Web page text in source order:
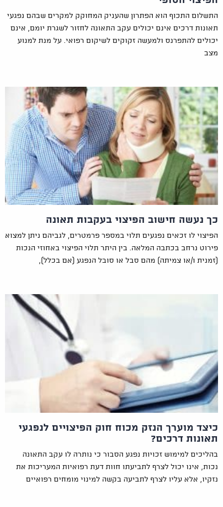
התשלום התכוף הוא הפתרון שהעניק המחוקק למקרים שבהם נפגעי
תאונות דרכים אינם יכולים עקב התאונה לחזור לשגרת יומם, אינם
יכולים להתפרנס ולמעשה זקוקים לשיקום רפואי. על מנת למנוע
מצב
כך נעשה חישוב הפיצוי בעקבות תאונה
הפיצוי לו זכאים נפגעים תלוי במספר פרמטרים, לגביהם ניתן למצוא
פירוט נרחב בכתבה המלאה. בין היתר תלוי הפיצוי באחוזי הנכות
(זמנית ו/או צמיתה) מהם סבל או סובל הנפגע (אם בכלל),
כיצד מוערך הנזק מכוח חוק הפיצויים לנפגעי
תאונות דרכים?
בהליכים למימוש זכויות נפגע הסבור כי נותרה לו עקב התאונה
נכות, אינו יכול לצרף לתביעתו חוות דעת רפואיות המעריכות את
נזקיו, אלא עליו לצרף לתביעה בקשה למינוי מומחים רפואיים